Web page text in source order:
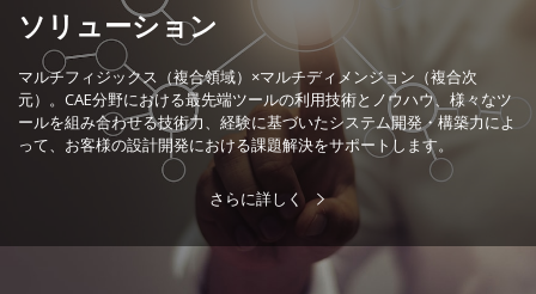
ソリューション
マルチフィジックス（複合領域）×マルチディメンジョン（複合次
元）。CAE分野における最先端ツールの利用技術とノウハウ、様々なツ
ールを組み合わせる技術力、経験に基づいたシステム開発・構築力によ
って、お客様の設計開発における課題解決をサポートします。
さらに詳しく